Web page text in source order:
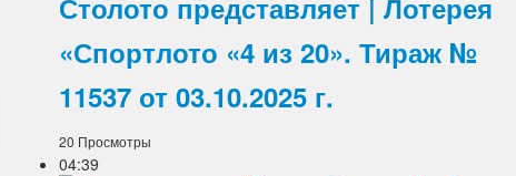
Столото представляет | Лотерея
«Спортлото «4 из 20». Тираж №
11537 от 03.10.2025 г.
20 Просмотры
04:39